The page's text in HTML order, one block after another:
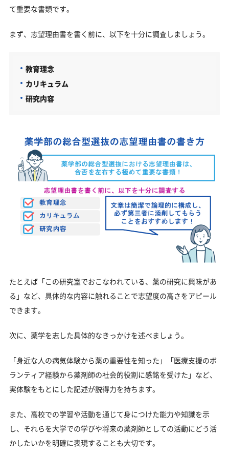
て重要な書類です。
まず、志望理由書を書く前に、以下を十分に調査しましょう。
教育理念
カリキュラム
研究内容
たとえば「この研究室でおこなわれている、薬の研究に興味があ
る」など、具体的な内容に触れることで志望度の高さをアピール
できます。
次に、薬学を志した具体的なきっかけを述べましょう。
「身近な人の病気体験から薬の重要性を知った」「医療支援のボ
ランティア経験から薬剤師の社会的役割に感銘を受けた」など、
実体験をもとにした記述が説得力を持ちます。
また、高校での学習や活動を通じて身につけた能力や知識を示
し、それらを大学での学びや将来の薬剤師としての活動にどう活
かしたいかを明確に表現することも大切です。